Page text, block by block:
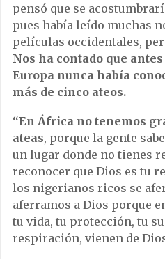
pensó que se
pues había leído muchas
películas occidentales,
Nos ha contado que
Europa nunca había
más de cinco ateos.
“En África no tenemos
ateas, porque la gente
un lugar donde no tienes
reconocer que Dios es tu
los nigerianos ricos se
aferramos a Dios porque
tu vida, tu protección, tu
respiración, vienen de